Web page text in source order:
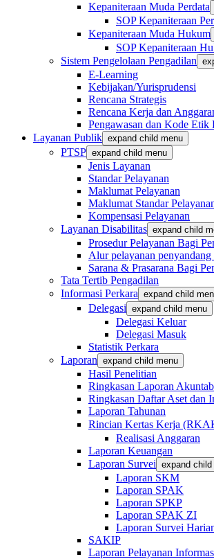
Kepaniteraan Muda Perdata
SOP Kepaniteraan
Kepaniteraan Muda Hukum
SOP Kepaniteraan
Sistem Pengelolaan Pengadilan
E-Learning
Kebijakan/Yurisprudensi
Rencana Strategis
Rencana Kerja dan
Pengawasan dan Kode Etik
Layanan Publik expand child menu
PTSP expand child menu
Jenis Layanan
Standar Pelayanan
Maklumat Pelayanan
Maklumat Standar
Kompensasi Pelayanan
Layanan Disabilitas expand child
Prosedur Pelayanan Bagi
Alur pelayanan
Sarana & Prasarana Bagi
Tata Tertib Pengadilan
Informasi Perkara expand child
Delegasi expand child menu
Delegasi Keluar
Delegasi Masuk
Statistik Perkara
Laporan expand child menu
Hasil Penelitian
Ringkasan Laporan
Ringkasan Daftar Aset dan
Laporan Tahunan
Rincian Kertas Kerja
Realisasi Anggaran
Laporan Keuangan
Laporan Survei expand child
Laporan SKM
Laporan SPAK
Laporan SPKP
Laporan SPAK ZI
Laporan Survei
SAKIP
Laporan Pelayanan